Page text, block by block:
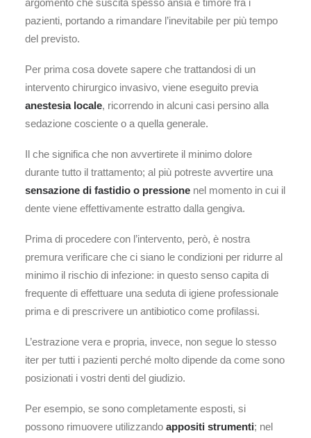
argomento che suscita spesso ansia e timore fra i
pazienti, portando a rimandare l’inevitabile per più tempo
del previsto.
Per prima cosa dovete sapere che trattandosi di un
intervento chirurgico invasivo, viene eseguito previa
anestesia locale, ricorrendo in alcuni casi persino alla
sedazione cosciente o a quella generale.
Il che significa che non avvertirete il minimo dolore
durante tutto il trattamento; al più potreste avvertire una
sensazione di fastidio o pressione nel momento in cui il
dente viene effettivamente estratto dalla gengiva.
Prima di procedere con l’intervento, però, è nostra
premura verificare che ci siano le condizioni per ridurre al
minimo il rischio di infezione: in questo senso capita di
frequente di effettuare una seduta di igiene professionale
prima e di prescrivere un antibiotico come profilassi.
L’estrazione vera e propria, invece, non segue lo stesso
iter per tutti i pazienti perché molto dipende da come sono
posizionati i vostri denti del giudizio.
Per esempio, se sono completamente esposti, si
possono rimuovere utilizzando appositi strumenti; nel